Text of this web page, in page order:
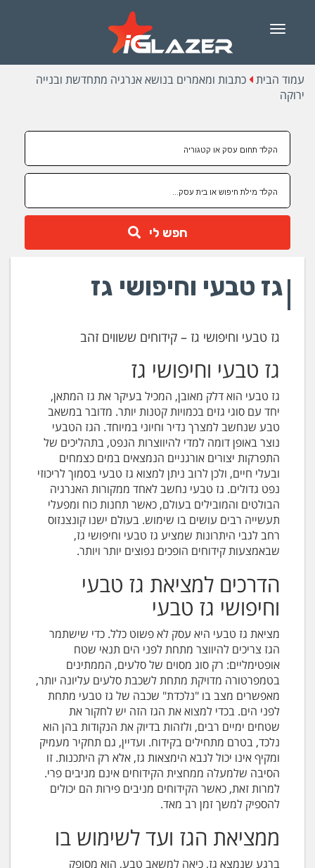
Menu
עמוד הבית
כתבות ומאמרים בנושא אנרגיה מתחדשת ובנייה
ירוקה
חפש לי
גז טבעי וחיפושי גז
גז טבעי וחיפושי גז – קידוחים ששווים זהב
גז טבעי וחיפושי גז
גז טבעי הוא דלק מאובן, המכיל בעיקר את גז המתאן,
יחד עם סוגי גזים בכמויות קטנות יותר. מדובר במשאב
טבע שנחשב למצרך נדיר וחיוני במיוחד. הגז הטבעי
נוצר באופן דומה למדי להיווצרות הנפט, בתהליכים של
התפרקות יצורים אורגניים הנמצאים במים כצמחים
ובעלי חיים, ולכן לרוב ניתן למצוא גז טבעי בסמוך לריכוזי
נפט גדולים. גז טבעי נחשב לאחד ממקורות האנרגיה
הבולטים והמובילים בעולם, כאשר תחנות כוח ומפעלי
תעשייה רבים עושים בו שימוש. בעולם ישנו קונצנזוס
רחב לגבי היתרונות שמציע גז טבעי וחיפושי גז,
שבאמצעות קידוחים הופכים נפוצים יותר ויותר.
הדרכים למציאת גז טבעי
וחיפושי גז טבעי
מציאת גז טבעי היא עסק לא פשוט כלל. כדי שישתמר
הגז צריכים להיווצר מתחת לפני הים תנאי שטח
אופטימליים: רק סוג מסוים של סלעים, הממתינים
בטמפרטורה מדויקת מתחת לשכבת סלעים עליונה יותר,
מאפשרים מצב בו "נלכדת" שכבה של גז טבעי מתחת
לפני הים. בכדי למצוא את הגז הזה יש לחקור את
שטחים ימיים רבים, ולזהות בדיוק את הנקודות בהן הוא
נלכד, בטרם מתחילים בקידוח. ועדיין, גם תחקיר מעמיק
ומקיף אינו יכול לנבא הימצאות גז, אלא רק היתכנות. זו
הסיבה שלמעלה ממחצית הקידוחים אינם מניבים פרי.
למרות זאת, כאשר הקידוחים מניבים פירות הם יכולים
להספיק למשך זמן רב מאד.
ממציאת הגז ועד לשימוש בו
ברגע שנמצא גז, כיאה למשאב טבע, הוא מסופק